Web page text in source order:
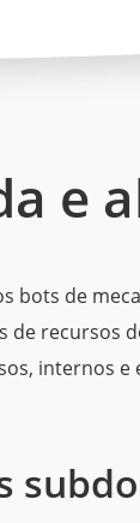
e
bots de
recursos
internos e